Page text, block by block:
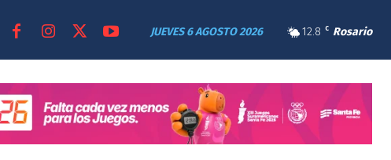
12.8 C Rosario
JUEVES 6 AGOSTO 2026